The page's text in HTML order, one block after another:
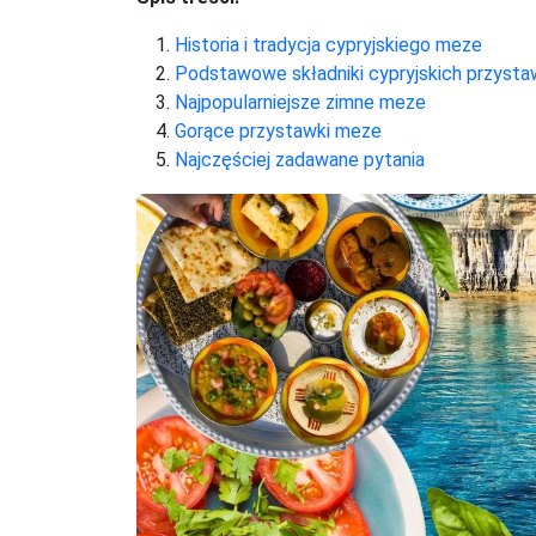
Historia i tradycja cypryjskiego meze
Podstawowe składniki cypryjskich
Najpopularniejsze zimne meze
Gorące przystawki meze
Najczęściej zadawane pytania